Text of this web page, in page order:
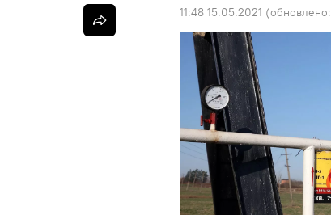
11:48 15.05.2021 (обновлено: